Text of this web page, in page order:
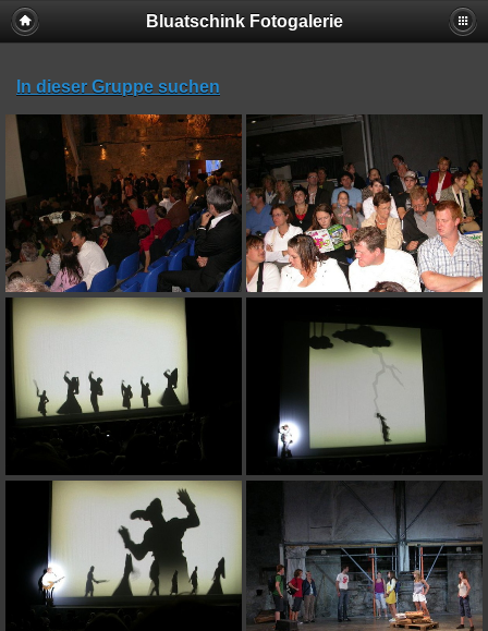
Bluatschink Fotogalerie
In dieser Gruppe suchen